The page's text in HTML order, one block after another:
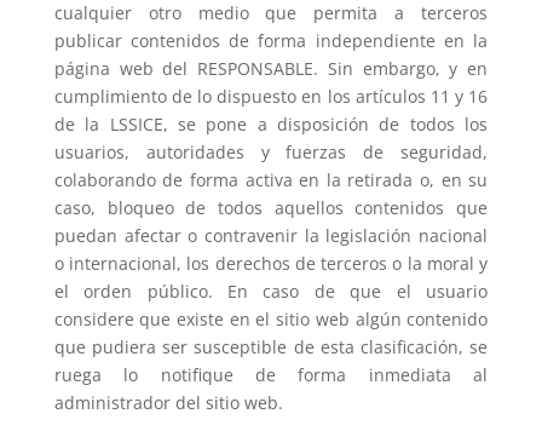
cualquier otro medio que permita a terceros
publicar contenidos de forma independiente en la
página web del RESPONSABLE. Sin embargo, y en
cumplimiento de lo dispuesto en los artículos 11 y 16
de la LSSICE, se pone a disposición de todos los
usuarios, autoridades y fuerzas de seguridad,
colaborando de forma activa en la retirada o, en su
caso, bloqueo de todos aquellos contenidos que
puedan afectar o contravenir la legislación nacional
o internacional, los derechos de terceros o la moral y
el orden público. En caso de que el usuario
considere que existe en el sitio web algún contenido
que pudiera ser susceptible de esta clasificación, se
ruega lo notifique de forma inmediata al
administrador del sitio web.